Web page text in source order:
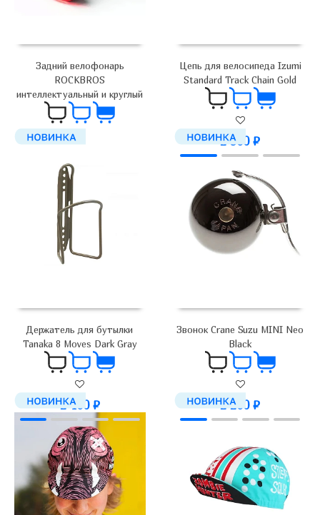
Задний велофонарь
ROCKBROS
интеллектуальный и круглый
Цепь для велосипеда Izumi
Standard Track Chain Gold
2 900₽
Держатель для бутылки
Tanaka 8 Moves Dark Gray
2 400 ₽
Звонок Crane Suzu MINI Neo
Black
2 200₽